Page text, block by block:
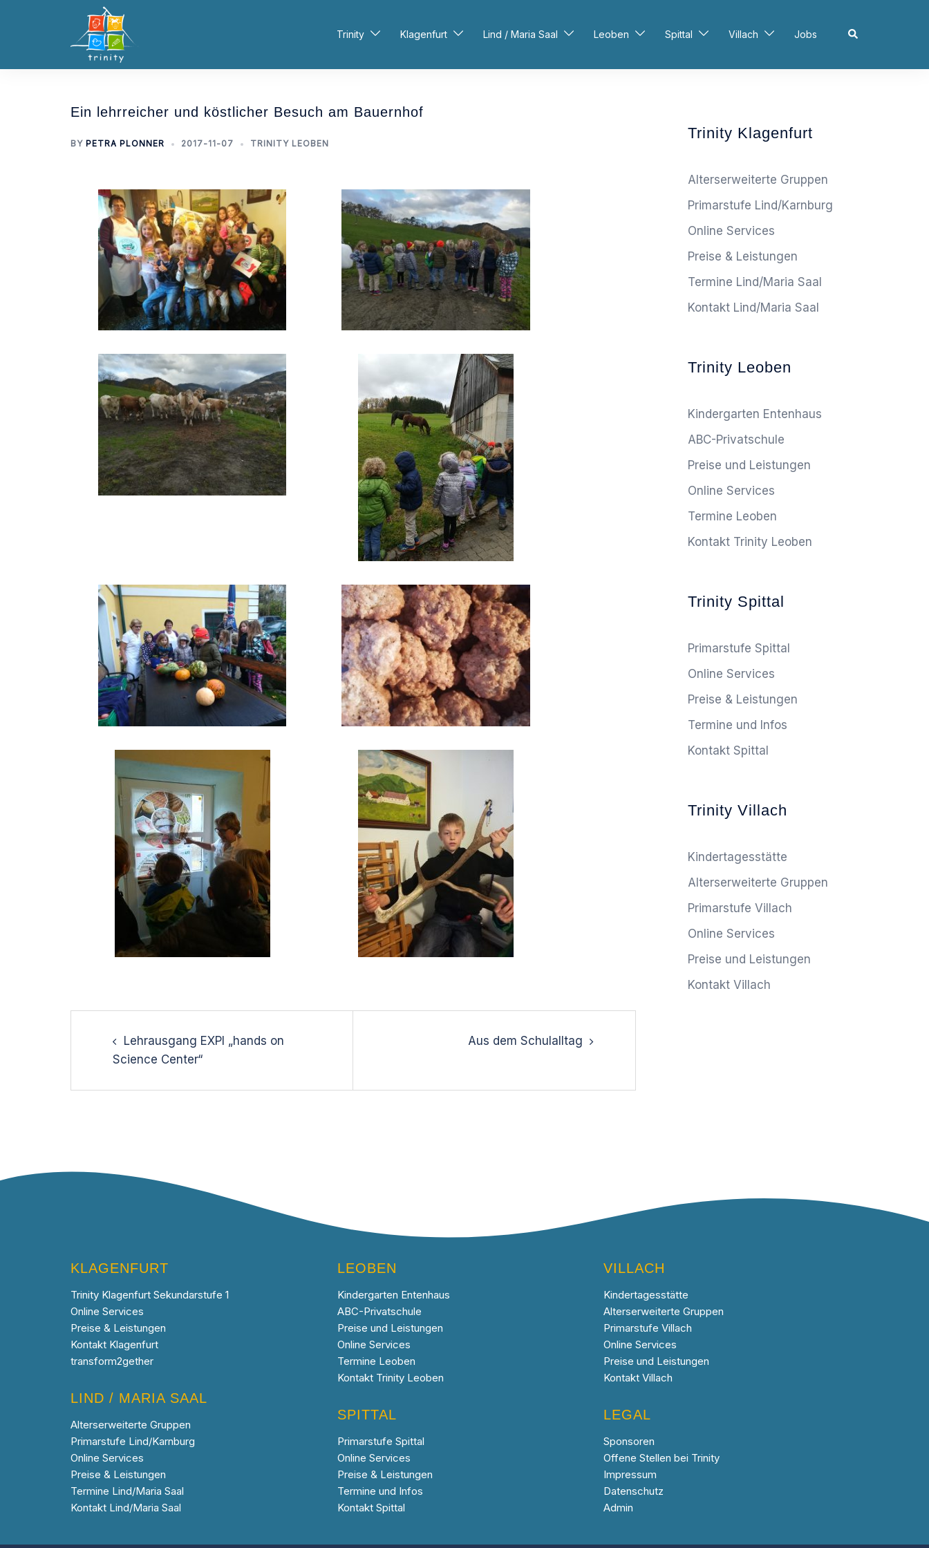
Trinity Klagenfurt Lind / Maria Saal Leoben Spittal Villach Jobs Search
Ein lehrreicher und köstlicher Besuch am Bauernhof
BY PETRA PLONNER 2017-11-07 TRINITY LEOBEN
navigationLehrausgang EXPI „hands on
Science Center“
Aus dem Schulalltag
Trinity Klagenfurt
Alterserweiterte Gruppen
Primarstufe Lind/Karnburg
Online Services
Preise & Leistungen
Termine Lind/Maria Saal
Kontakt Lind/Maria Saal
Trinity Leoben
Kindergarten Entenhaus
ABC-Privatschule
Preise und Leistungen
Online Services
Termine Leoben
Kontakt Trinity Leoben
Trinity Spittal
Primarstufe Spittal
Online Services
Preise & Leistungen
Termine und Infos
Kontakt Spittal
Trinity Villach
Kindertagesstätte
Alterserweiterte Gruppen
Primarstufe Villach
Online Services
Preise und Leistungen
Kontakt Villach
KLAGENFURT
Trinity Klagenfurt Sekundarstufe 1
Online Services
Preise & Leistungen
Kontakt Klagenfurt
transform2gether
LIND / MARIA SAAL
Alterserweiterte Gruppen
Primarstufe Lind/Karnburg
Online Services
Preise & Leistungen
Termine Lind/Maria Saal
Kontakt Lind/Maria Saal
LEOBEN
Kindergarten Entenhaus
ABC-Privatschule
Preise und Leistungen
Online Services
Termine Leoben
Kontakt Trinity Leoben
SPITTAL
Primarstufe Spittal
Online Services
Preise & Leistungen
Termine und Infos
Kontakt Spittal
VILLACH
Kindertagesstätte
Alterserweiterte Gruppen
Primarstufe Villach
Online Services
Preise und Leistungen
Kontakt Villach
LEGAL
Sponsoren
Offene Stellen bei Trinity
Impressum
Datenschutz
Admin